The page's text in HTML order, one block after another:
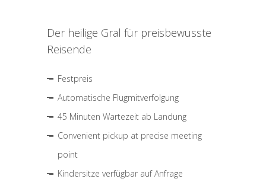
Der heilige Gral für preisbewusste
Reisende
Festpreis
Automatische Flugmitverfolgung
45 Minuten Wartezeit ab Landung
Convenient pickup at precise meeting
point
Kindersitze verfügbar auf Anfrage